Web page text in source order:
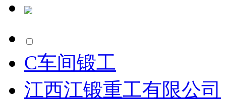
C车间锻工
江西江锻重工有限公司